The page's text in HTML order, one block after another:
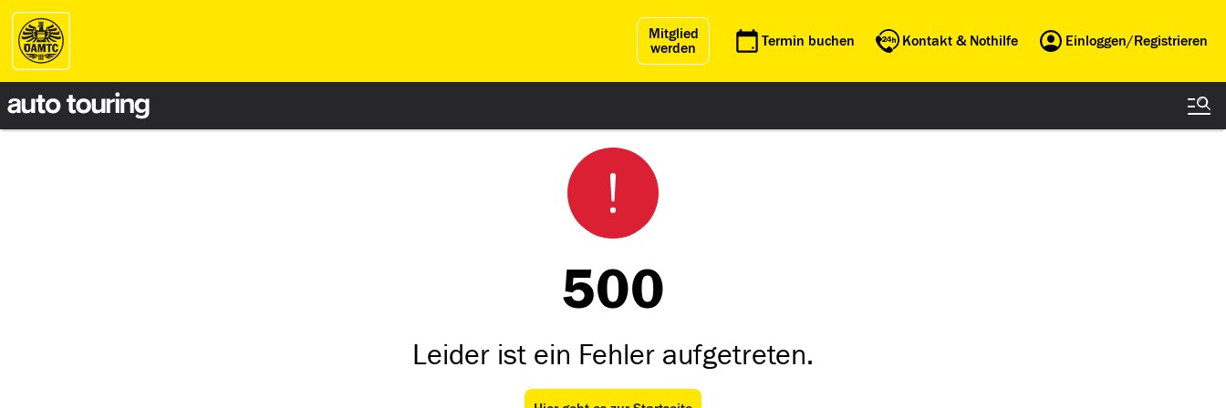
Mitglied
werden
Termin buchen Kontakt & Nothilfe Einloggen/Registrieren
500
Leider ist ein Fehler aufgetreten.